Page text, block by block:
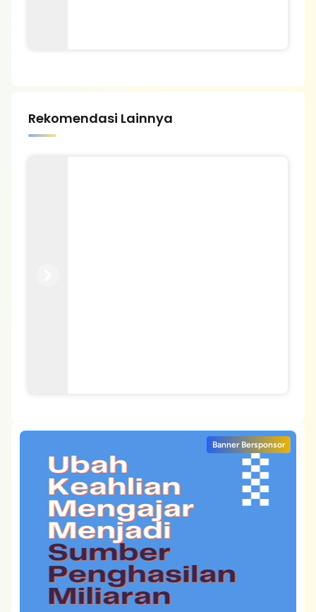
Rekomendasi Lainnya
Banner Bersponsor